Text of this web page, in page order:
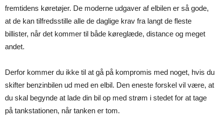
fremtidens køretøjer. De moderne udgaver af elbilen er så gode,
at de kan tilfredsstille alle de daglige krav fra langt de fleste
billister, når det kommer til både køreglæde, distance og meget
andet.
Derfor kommer du ikke til at gå på kompromis med noget, hvis du
skifter benzinbilen ud med en elbil. Den eneste forskel vil være, at
du skal begynde at lade din bil op med strøm i stedet for at tage
på tankstationen, når tanken er tom.